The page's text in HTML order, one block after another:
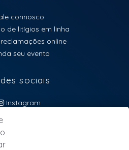
connosco
de litígios em linha
online
seu evento
sociais
Instagram